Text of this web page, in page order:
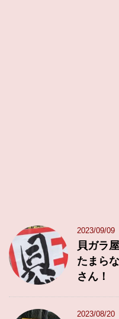
2023/09/09
貝ガラ
たまら
さん！
2023/08/20